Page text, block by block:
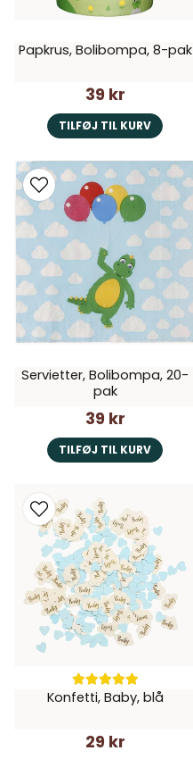
Papkrus, Bolibompa, 8-pak
39 kr
TILFØJ TIL KURV
Servietter, Bolibompa, 20-
pak
39 kr
TILFØJ TIL KURV
Konfetti, Baby, blå
29 kr